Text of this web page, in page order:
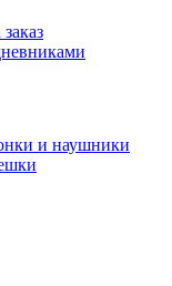
и наушники